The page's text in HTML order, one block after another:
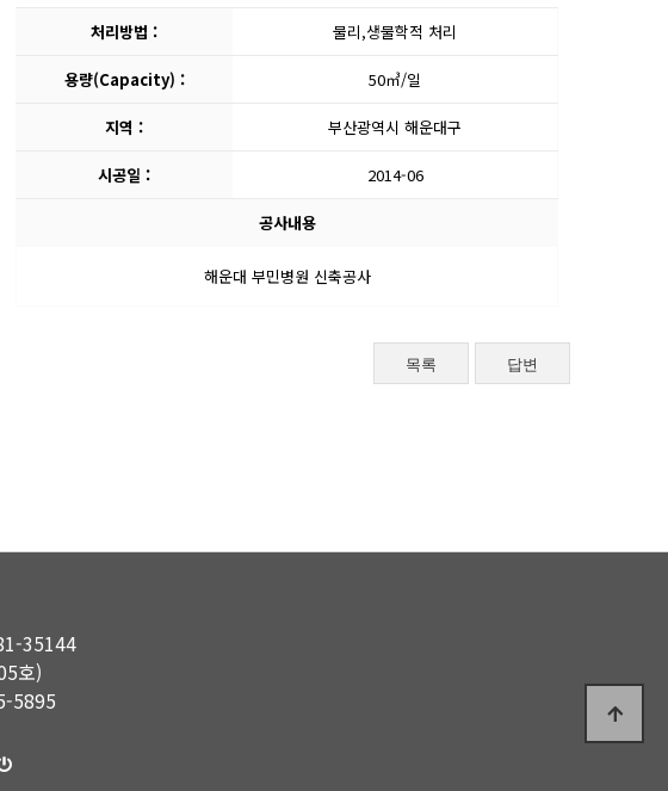
처리방법 : 물리,생물학적 처리
용량(Capacity) : 50㎥/일
지역 : 부산광역시 해운대구
시공일 : 2014-06
공사내용
해운대 부민병원 신축공사
목록 답변
35144
호)
5895